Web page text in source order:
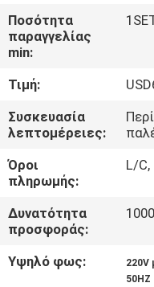
ΕΡΓΟΣΤΆΣΙΟ
ΈΛΕΓΧΟΣ
ΠΟΙΌΤΗΤΑΣ
ΜΑΖΊ
ΜΑΣ
ΜΠΛΟΓΚ
Ποσότητα
παραγγελίας
min:
Τιμή:
Συσκευασία
λεπτομέρειες:
Όροι
πληρωμής:
L/C,
Δυνατότητα
προσφοράς:
Υψηλό φως: 220V